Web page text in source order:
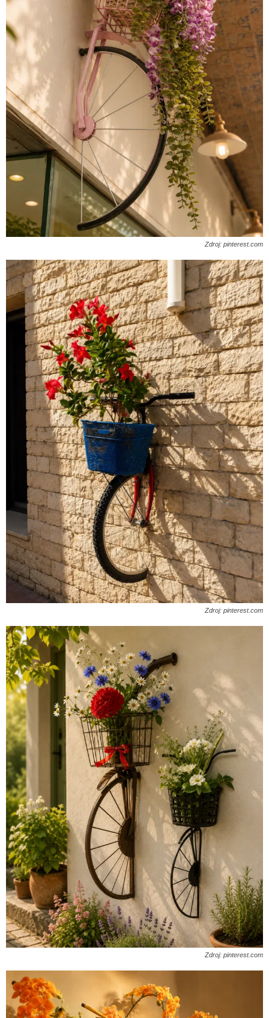
Zdroj: pinterest.com
Zdroj: pinterest.com
Zdroj: pinterest.com